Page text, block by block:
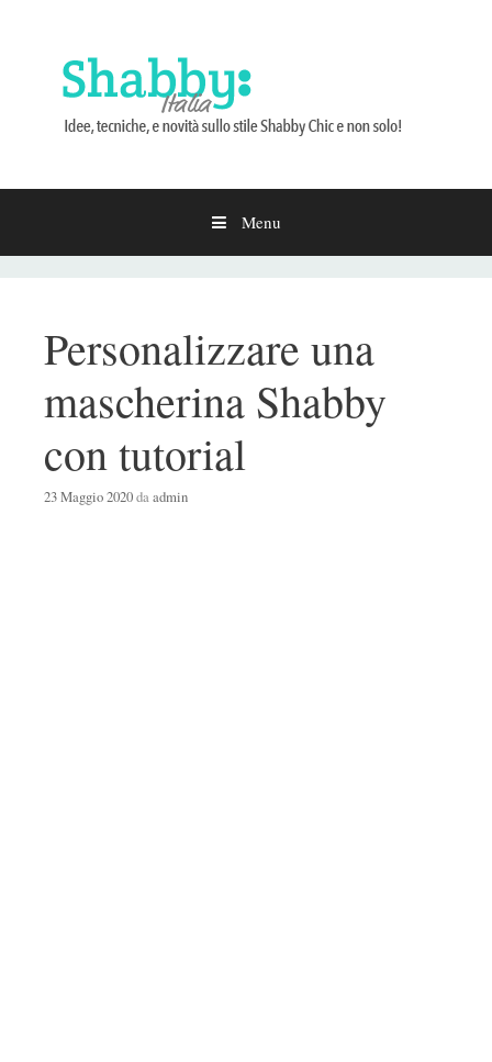
Menu
Personalizzare una
mascherina Shabby
con tutorial
23 Maggio 2020daadmin